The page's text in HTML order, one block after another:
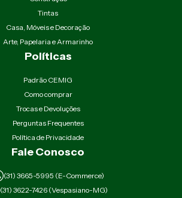
Tintas
Casa, Móveis e Decoração
Arte, Papelaria e Armarinho
Políticas
Padrão CEMIG
Como comprar
Trocas e Devoluções
Perguntas Frequentes
Política de Privacidade
Fale Conosco
(31) 3665-5995 (E-Commerce)
(31) 3622-7426 (Vespasiano-MG)